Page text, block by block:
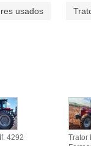
usados
4292
Trator